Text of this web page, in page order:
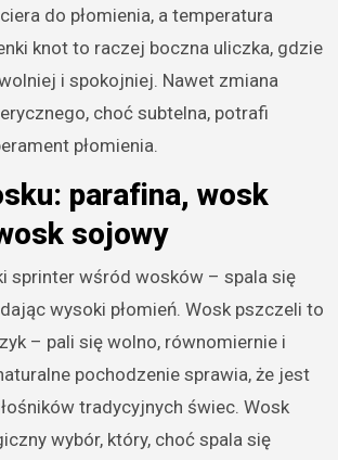
do płomienia, a temperatura
knot to raczej boczna uliczka, gdzie
i spokojniej. Nawet zmiana
choć subtelna, potrafi
płomienia.
parafina, wosk
sojowy
sprinter wśród wosków – spala się
wysoki płomień. Wosk pszczeli to
– pali się wolno, równomiernie i
pochodzenie sprawia, że jest
tradycyjnych świec. Wosk
wybór, który, choć spala się